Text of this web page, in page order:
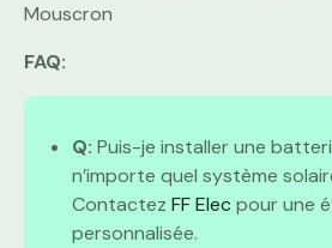
Mouscron
FAQ:
Q: Puis-je installer une
n’importe quel système
Contactez FF Elecpour une
personnalisée.